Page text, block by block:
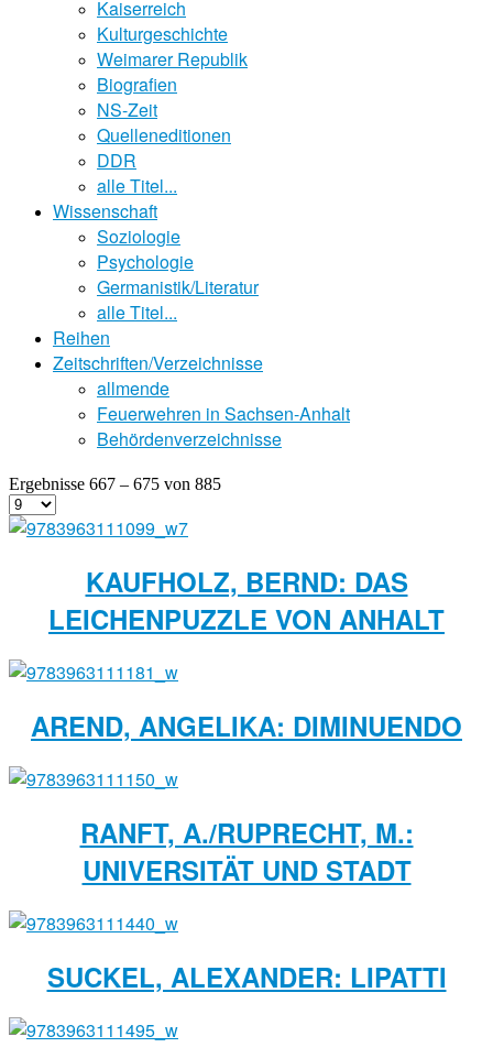
Kaiserreich
Kulturgeschichte
Weimarer Republik
Biografien
NS-Zeit
Quelleneditionen
DDR
alle Titel...
Wissenschaft
Soziologie
Psychologie
Germanistik/Literatur
alle Titel...
Reihen
Zeitschriften/Verzeichnisse
allmende
Feuerwehren in Sachsen-Anhalt
Behördenverzeichnisse
Ergebnisse 667 – 675 von 885
KAUFHOLZ, BERND: DAS
LEICHENPUZZLE VON ANHALT
AREND, ANGELIKA: DIMINUENDO
RANFT, A./RUPRECHT, M.:
UNIVERSITÄT UND STADT
SUCKEL, ALEXANDER: LIPATTI